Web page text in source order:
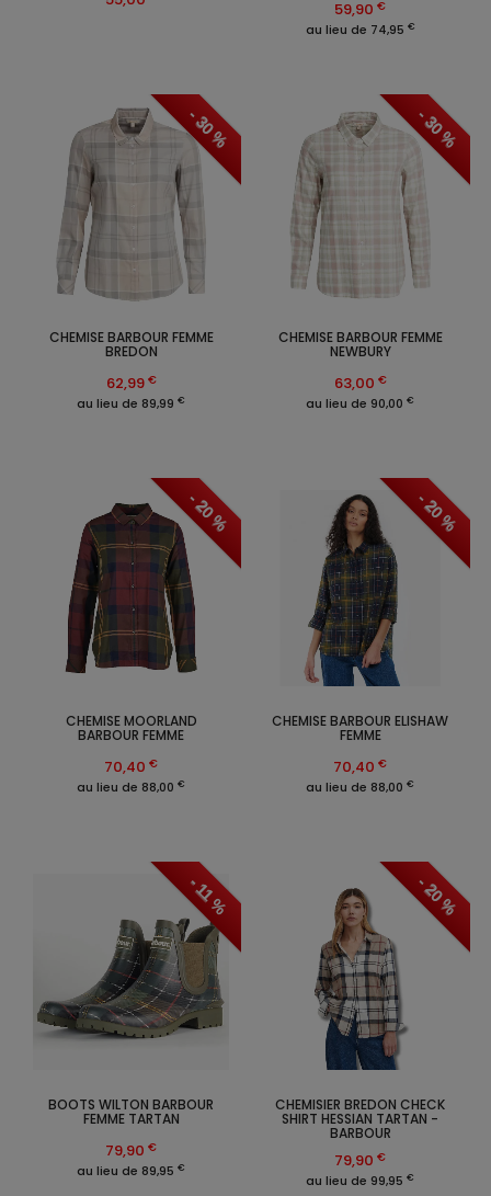
- 30 %
CHEMISE BARBOUR FEMME
BREDON
62,99 €
au lieu de 89,99 €
- 30 %
CHEMISE BARBOUR FEMME
NEWBURY
63,00 €
au lieu de 90,00 €
- 20 %
CHEMISE MOORLAND
BARBOUR FEMME
70,40 €
au lieu de 88,00 €
- 20 %
CHEMISE BARBOUR ELISHAW
FEMME
70,40 €
au lieu de 88,00 €
59,90 €
au lieu de 74,95 €
- 11 %
BOOTS WILTON BARBOUR
FEMME TARTAN
79,90 €
au lieu de 89,95 €
- 20 %
CHEMISIER BREDON CHECK
SHIRT HESSIAN TARTAN -
BARBOUR
79,90 €
au lieu de 99,95 €